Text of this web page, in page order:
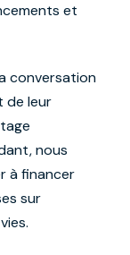
et
conversation
de leur
nous
à financer
sur